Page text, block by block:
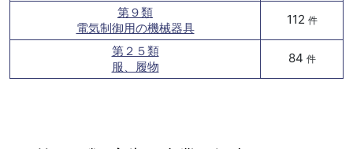
第９類
電気制御用の機械器具
112 件
第２５類
服、履物
84 件